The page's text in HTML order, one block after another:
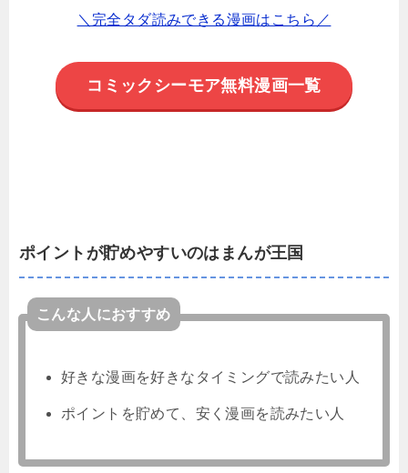
＼完全タダ読みできる漫画はこちら／
コミックシーモア無料漫画一覧
ポイントが貯めやすいのはまんが王国
こんな人におすすめ
好きな漫画を好きなタイミングで読みたい人
ポイントを貯めて、安く漫画を読みたい人